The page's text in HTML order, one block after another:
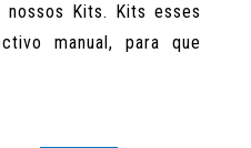
Kits. Kits esses
manual, para que